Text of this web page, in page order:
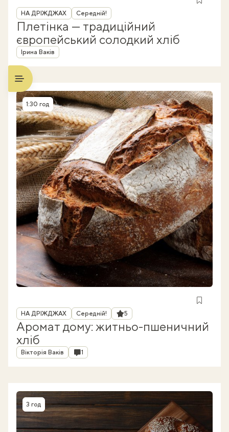
Рубрика
НА ДРІЖДЖАХ Середній!
Плетінка — традиційний
європейський солодкий хліб
Автор
Ірина Ваків
Час приготування
1:30 год
Рубрика
НА ДРІЖДЖАХ Середній! Рейтинг
5
Аромат дому: житньо-пшеничний
хліб
Автор
Вікторія Ваків Коментарі
1
Час приготування
3 год